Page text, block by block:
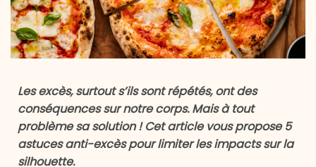
Les excès, surtout s’ils sont répétés, ont des
conséquences sur notre corps. Mais à tout
problème sa solution ! Cet article vous propose 5
astuces anti-excès pour limiter les impacts sur la
silhouette.